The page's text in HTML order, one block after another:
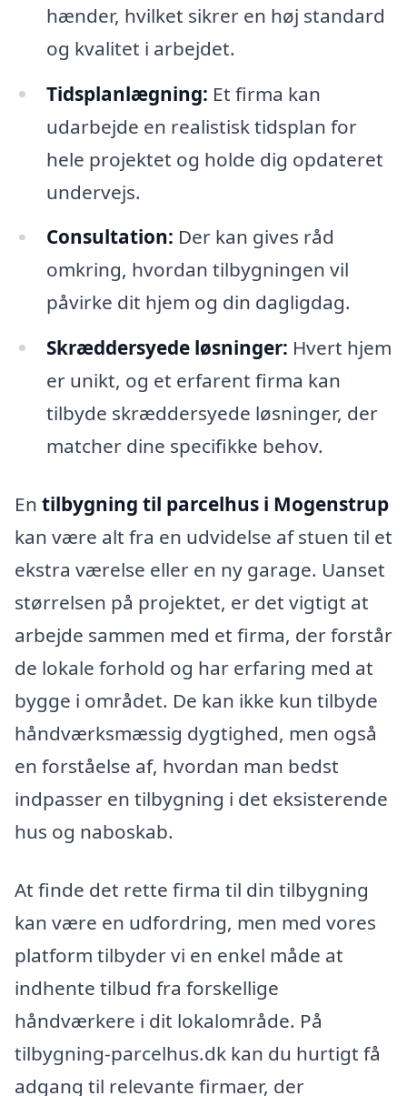
hænder, hvilket sikrer en høj standard
og kvalitet i arbejdet.
Tidsplanlægning: Et firma kan
udarbejde en realistisk tidsplan for
hele projektet og holde dig opdateret
undervejs.
Consultation: Der kan gives råd
omkring, hvordan tilbygningen vil
påvirke dit hjem og din dagligdag.
Skræddersyede løsninger: Hvert hjem
er unikt, og et erfarent firma kan
tilbyde skræddersyede løsninger, der
matcher dine specifikke behov.
En tilbygning til parcelhus i Mogenstrup
kan være alt fra en udvidelse af stuen til et
ekstra værelse eller en ny garage. Uanset
størrelsen på projektet, er det vigtigt at
arbejde sammen med et firma, der forstår
de lokale forhold og har erfaring med at
bygge i området. De kan ikke kun tilbyde
håndværksmæssig dygtighed, men også
en forståelse af, hvordan man bedst
indpasser en tilbygning i det eksisterende
hus og naboskab.
At finde det rette firma til din tilbygning
kan være en udfordring, men med vores
platform tilbyder vi en enkel måde at
indhente tilbud fra forskellige
håndværkere i dit lokalområde. På
tilbygning-parcelhus.dk kan du hurtigt få
adgang til relevante firmaer, der